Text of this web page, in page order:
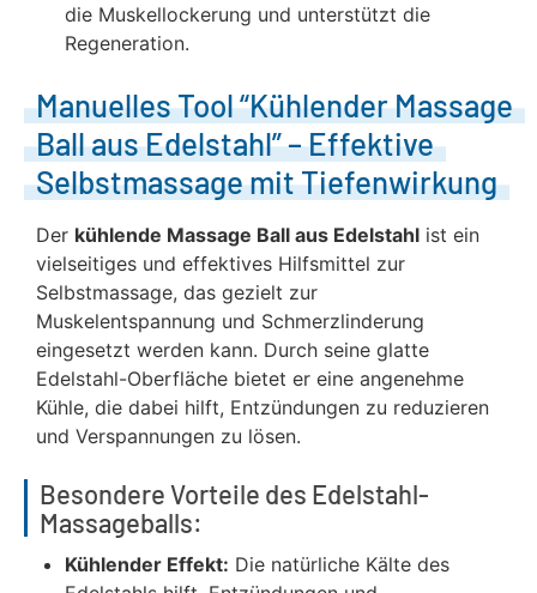
die Muskellockerung und unterstützt die
Regeneration.
Manuelles Tool “Kühlender Massage
Ball aus Edelstahl” – Effektive
Selbstmassage mit Tiefenwirkung
Der kühlende Massage Ball aus Edelstahl ist ein
vielseitiges und effektives Hilfsmittel zur
Selbstmassage, das gezielt zur
Muskelentspannung und Schmerzlinderung
eingesetzt werden kann. Durch seine glatte
Edelstahl-Oberfläche bietet er eine angenehme
Kühle, die dabei hilft, Entzündungen zu reduzieren
und Verspannungen zu lösen.
Besondere Vorteile des Edelstahl-
Massageballs:
Kühlender Effekt: Die natürliche Kälte des